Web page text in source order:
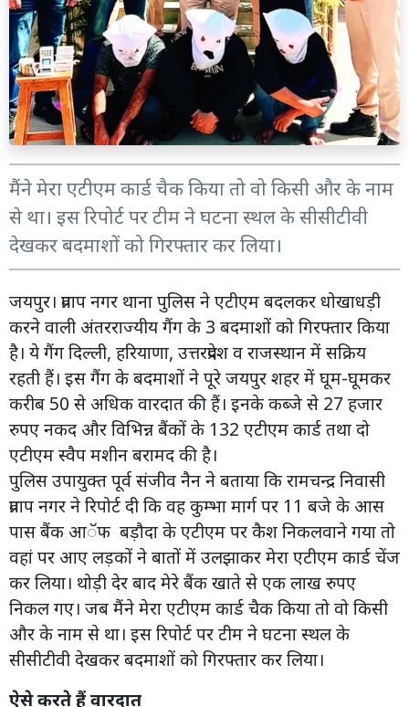
मैंने मेरा एटीएम कार्ड चैक किया तो वो किसी और के नाम
से था। इस रिपोर्ट पर टीम ने घटना स्थल के सीसीटीवी
देखकर बदमाशों को गिरफ्तार कर लिया।
जयपुर। प्रताप नगर थाना पुलिस ने एटीएम बदलकर धोखाधड़ी
करने वाली अंतरराज्यीय गैंग के 3 बदमाशों को गिरफ्तार किया
है। ये गैंग दिल्ली, हरियाणा, उत्तरप्रदेश व राजस्थान में सक्रिय
रहती हैं। इस गैंग के बदमाशों ने पूरे जयपुर शहर में घूम-घूमकर
करीब 50 से अधिक वारदात की हैं। इनके कब्जे से 27 हजार
रुपए नकद और विभिन्न बैंकों के 132 एटीएम कार्ड तथा दो
एटीएम स्वैप मशीन बरामद की है।
पुलिस उपायुक्त पूर्व संजीव नैन ने बताया कि रामचन्द्र निवासी
प्रताप नगर ने रिपोर्ट दी कि वह कुम्भा मार्ग पर 11 बजे के आस
पास बैंक आॅफ बड़ौदा के एटीएम पर कैश निकलवाने गया तो
वहां पर आए लड़कों ने बातों में उलझाकर मेरा एटीएम कार्ड चेंज
कर लिया। थोड़ी देर बाद मेरे बैंक खाते से एक लाख रुपए
निकल गए। जब मैंने मेरा एटीएम कार्ड चैक किया तो वो किसी
और के नाम से था। इस रिपोर्ट पर टीम ने घटना स्थल के
सीसीटीवी देखकर बदमाशों को गिरफ्तार कर लिया।
ऐसे करते हैं वारदात